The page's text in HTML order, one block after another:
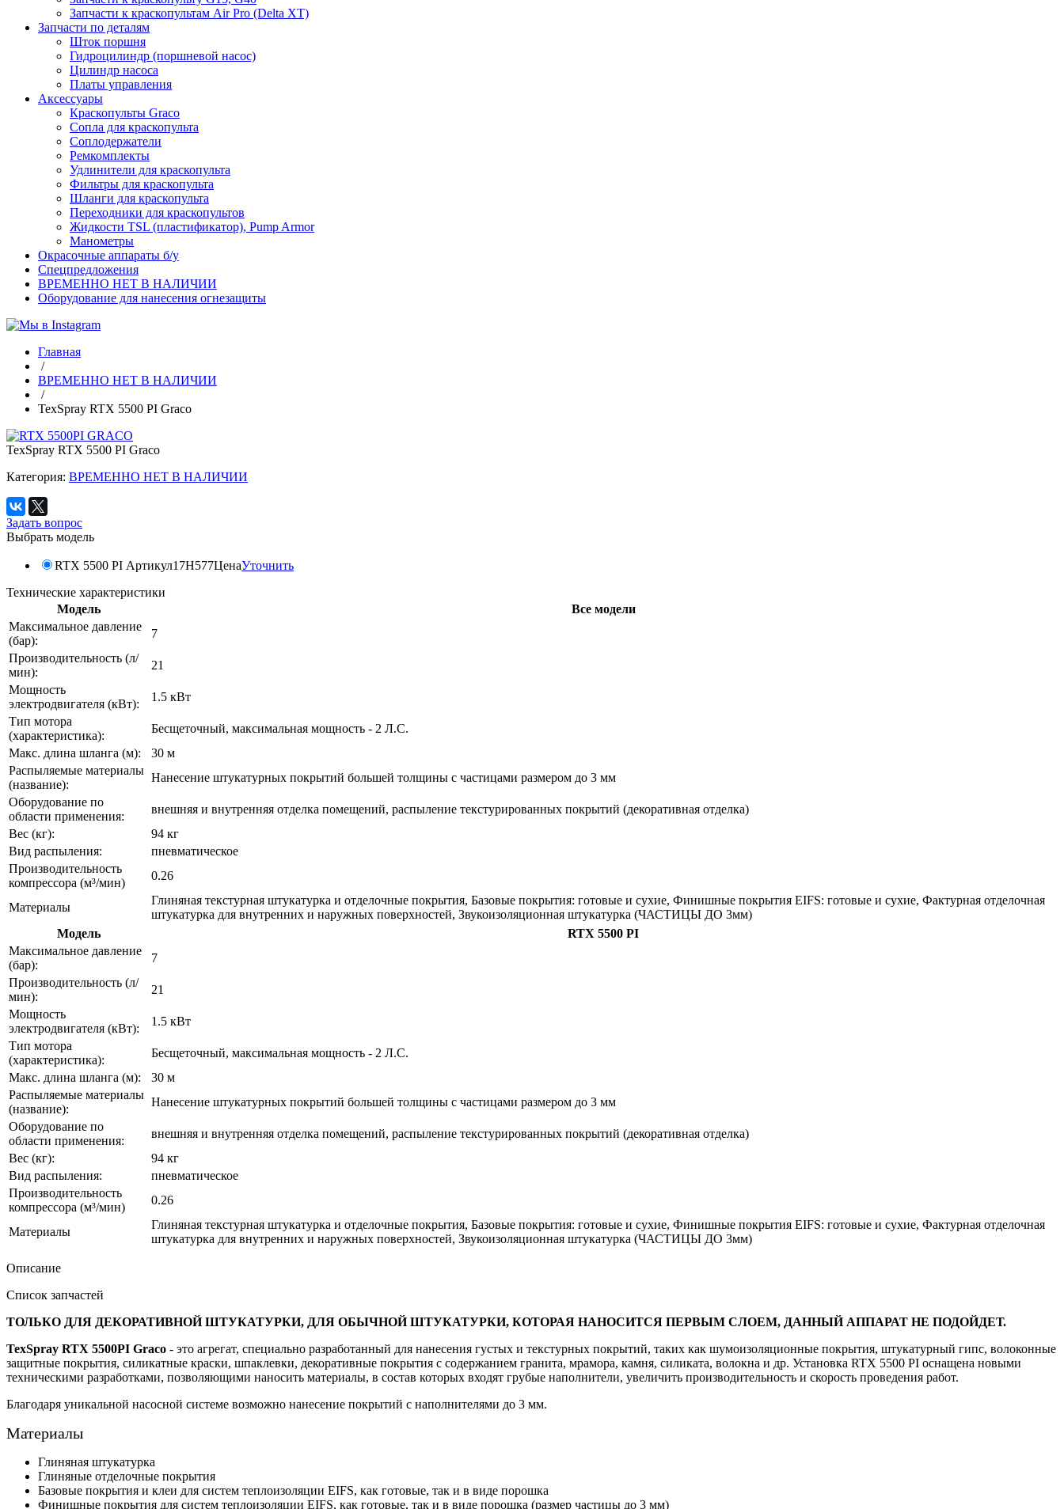
Запчасти к краскопультам Air Pro (Delta XT)
Запчасти по деталям
Шток поршня
Гидроцилиндр (поршневой насос)
Цилиндр насоса
Платы управления
Аксессуары
Краскопульты Graco
Сопла для краскопульта
Соплодержатели
Ремкомплекты
Удлинители для краскопульта
Фильтры для краскопульта
Шланги для краскопульта
Переходники для краскопультов
Жидкости TSL (пластификатор), Pump Armor
Манометры
Окрасочные аппараты б/у
Спецпредложения
ВРЕМЕННО НЕТ В НАЛИЧИИ
Оборудование для нанесения огнезащиты
Главная
/
ВРЕМЕННО НЕТ В НАЛИЧИИ
/
TexSpray RTX 5500 PI Graco
TexSpray RTX 5500 PI Graco
Категория: ВРЕМЕННО НЕТ В НАЛИЧИИ
Задать вопрос
Выбрать модель
RTX 5500 PI Артикул17H577ЦенаУточнить
Технические характеристики
Модель
Все модели
Максимальное давление
(бар):
7
Производительность (л/
мин):
21
Мощность
электродвигателя (кВт):
1.5 кВт
Тип мотора
(характеристика):
Бесщеточный, максимальная мощность - 2 Л.С.
Макс. длина шланга (м):
30 м
Распыляемые материалы
(название):
Нанесение штукатурных покрытий большей толщины с частицами размером до 3 мм
Оборудование по
области применения:
внешняя и внутренняя отделка помещений, распыление текстурированных покрытий (декоративная отделка)
Вес (кг):
94 кг
Вид распыления:
пневматическое
Производительность
компрессора (м³/мин)
0.26
Материалы
Глиняная текстурная штукатурка и отделочные покрытия, Базовые покрытия: готовые и сухие, Финишные покрытия EIFS: готовые и сухие, Фактурная отделочная
штукатурка для внутренних и наружных поверхностей, Звукоизоляционная штукатурка (ЧАСТИЦЫ ДО 3мм)
Модель
RTX 5500 PI
Максимальное давление
(бар):
7
Производительность (л/
мин):
21
Мощность
электродвигателя (кВт):
1.5 кВт
Тип мотора
(характеристика):
Бесщеточный, максимальная мощность - 2 Л.С.
Макс. длина шланга (м):
30 м
Распыляемые материалы
(название):
Нанесение штукатурных покрытий большей толщины с частицами размером до 3 мм
Оборудование по
области применения:
внешняя и внутренняя отделка помещений, распыление текстурированных покрытий (декоративная отделка)
Вес (кг):
94 кг
Вид распыления:
пневматическое
Производительность
компрессора (м³/мин)
0.26
Материалы
Глиняная текстурная штукатурка и отделочные покрытия, Базовые покрытия: готовые и сухие, Финишные покрытия EIFS: готовые и сухие, Фактурная отделочная
штукатурка для внутренних и наружных поверхностей, Звукоизоляционная штукатурка (ЧАСТИЦЫ ДО 3мм)
Описание
Список запчастей
ТОЛЬКО ДЛЯ ДЕКОРАТИВНОЙ ШТУКАТУРКИ, ДЛЯ ОБЫЧНОЙ ШТУКАТУРКИ, КОТОРАЯ НАНОСИТСЯ ПЕРВЫМ СЛОЕМ, ДАННЫЙ АППАРАТ НЕ ПОДОЙДЕТ.
TexSpray RTX 5500PI Graco - это агрегат, специально разработанный для нанесения густых и текстурных покрытий, таких как шумоизоляционные покрытия, штукатурный гипс, волоконные
защитные покрытия, силикатные краски, шпаклевки, декоративные покрытия с содержанием гранита, мрамора, камня, силиката, волокна и др. Установка RTX 5500 PI оснащена новыми
техническими разработками, позволяющими наносить материалы, в состав которых входят грубые наполнители, увеличить производительность и скорость проведения работ.
Благодаря уникальной насосной системе возможно нанесение покрытий с наполнителями до 3 мм.
Материалы
Глиняная штукатурка
Глиняные отделочные покрытия
Базовые покрытия и клеи для систем теплоизоляции EIFS, как готовые, так и в виде порошка
Финишные покрытия для систем теплоизоляции EIFS, как готовые, так и в виде порошка (размер частицы до 3 мм)